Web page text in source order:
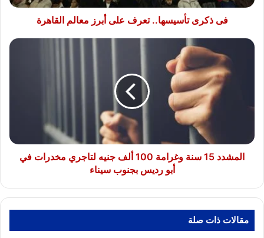
فى ذكرى تأسيسها.. تعرف على أبرز معالم القاهرة
المشدد
ألف
مخدرات
المشدد 15 سنة وغرامة 100 ألف جنيه لتاجري مخدرات في
أبو رديس بجنوب سيناء
مقالات ذات صلة